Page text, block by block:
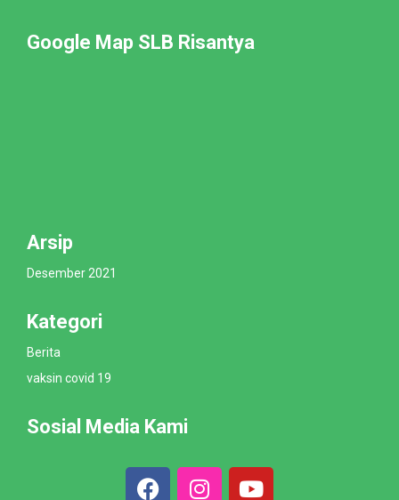
Google Map SLB Risantya
Arsip
Desember 2021
Kategori
Berita
vaksin covid 19
Sosial Media Kami